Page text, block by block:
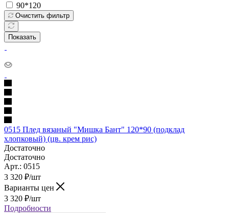
90*120
Очистить фильтр
Показать
0515 Плед вязаный "Мишка Бант" 120*90 (подклад
хлопковый) (цв. крем рис)
Достаточно
Достаточно
Арт.: 0515
3 320 ₽/шт
Варианты цен
3 320 ₽/шт
Подробности